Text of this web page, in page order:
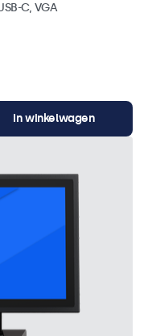
C, VGA
In winkelwagen